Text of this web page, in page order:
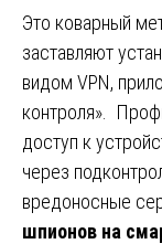
Это коварный
заставляют
видом VPN,
контроля».
доступ к
через
вредоносные
шпионов на